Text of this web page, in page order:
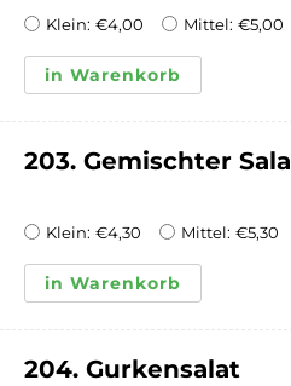
Klein: €4,00 Mittel: €5,00
in Warenkorb
203. Gemischter
Klein: €4,30 Mittel: €5,30
in Warenkorb
204. Gurkensalat